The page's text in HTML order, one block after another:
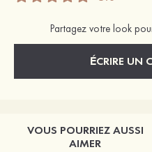
Partagez votre look
ÉCRIRE UN
VOUS POURRIEZ AUSSI
AIMER